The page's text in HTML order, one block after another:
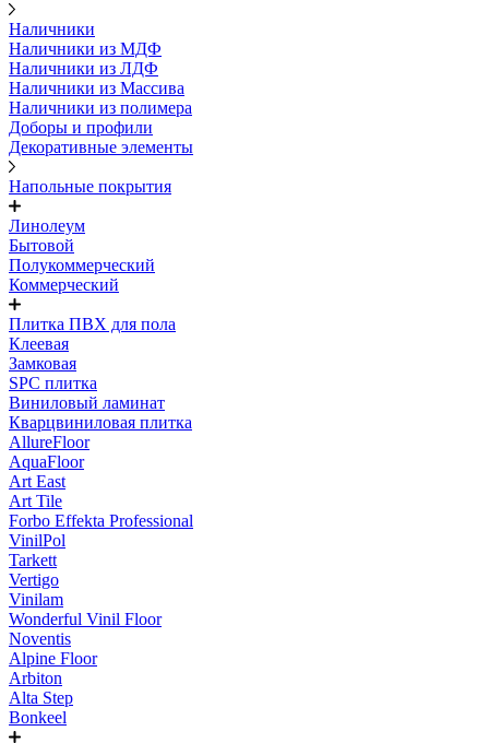
Наличники
Наличники из МДФ
Наличники из ЛДФ
Наличники из Массива
Наличники из полимера
Доборы и профили
Декоративные элементы
Напольные покрытия
Линолеум
Бытовой
Полукоммерческий
Коммерческий
Плитка ПВХ для пола
Клеевая
Замковая
SPC плитка
Виниловый ламинат
Кварцвиниловая плитка
AllureFloor
AquaFloor
Art East
Art Tile
Forbo Effekta Professional
VinilPol
Tarkett
Vertigo
Vinilam
Wonderful Vinil Floor
Noventis
Alpine Floor
Arbiton
Alta Step
Bonkeel